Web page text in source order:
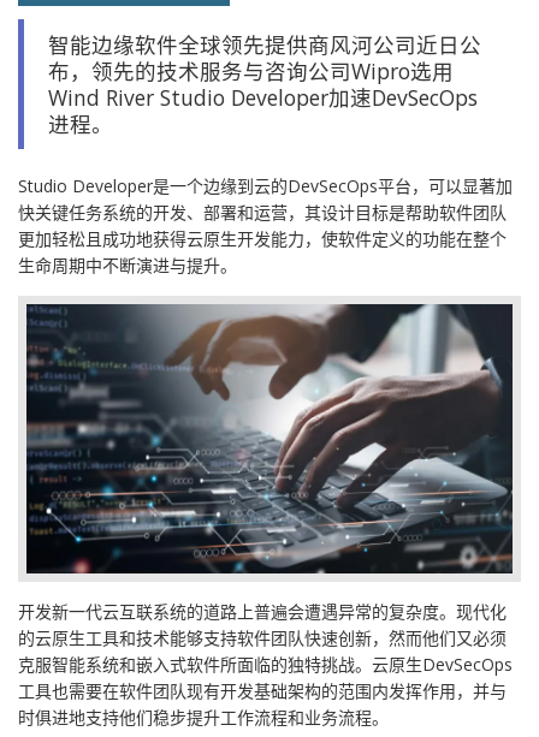
智能边缘软件全球领先提供商风河公司近日公
布，领先的技术服务与咨询公司Wipro选用
Wind River Studio Developer加速DevSecOps
进程。
Studio Developer是一个边缘到云的DevSecOps平台，可以显著加
快关键任务系统的开发、部署和运营，其设计目标是帮助软件团队
更加轻松且成功地获得云原生开发能力，使软件定义的功能在整个
生命周期中不断演进与提升。
开发新一代云互联系统的道路上普遍会遭遇异常的复杂度。现代化
的云原生工具和技术能够支持软件团队快速创新，然而他们又必须
克服智能系统和嵌入式软件所面临的独特挑战。云原生DevSecOps
工具也需要在软件团队现有开发基础架构的范围内发挥作用，并与
时俱进地支持他们稳步提升工作流程和业务流程。